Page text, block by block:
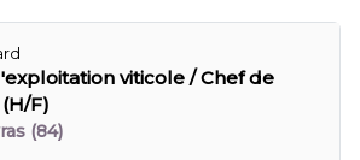
viticole / Chef de
F)
(84)